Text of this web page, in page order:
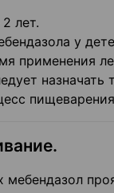
лет.
у
применения